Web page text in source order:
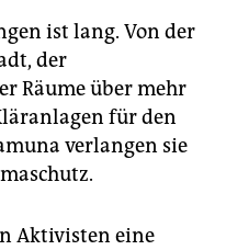
ist lang. Von der
der
Räume über mehr
für den
verlangen sie
Aktivisten eine